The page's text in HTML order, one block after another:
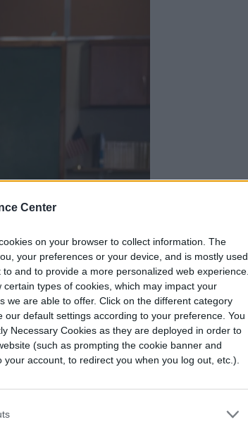
Center
on your browser to collect information. The
your preferences or your device, and is mostly used
and to provide a more personalized web experience.
types of cookies, which may impact your
we are able to offer. Click on the different category
default settings according to your preference. You
Necessary Cookies as they are deployed in order to
(such as prompting the cookie banner and
account, to redirect you when you log out, etc.).